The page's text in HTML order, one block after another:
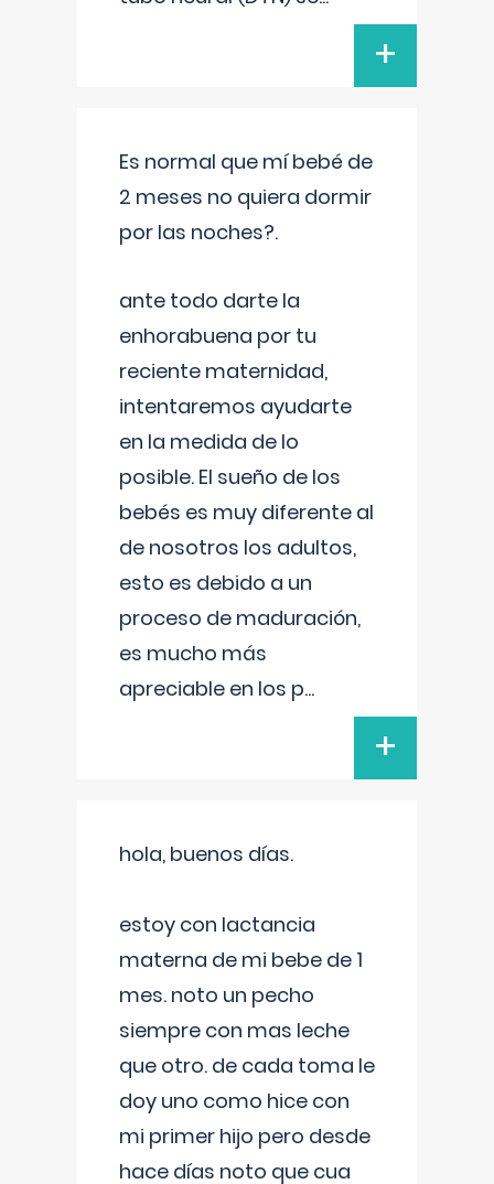
+
Es normal que mí bebé de
2 meses no quiera dormir
por las noches?.
ante todo darte la
enhorabuena por tu
reciente maternidad,
intentaremos ayudarte
en la medida de lo
posible. El sueño de los
bebés es muy diferente al
de nosotros los adultos,
esto es debido a un
proceso de maduración,
es mucho más
apreciable en los p...
+
hola, buenos días.
estoy con lactancia
materna de mi bebe de 1
mes. noto un pecho
siempre con mas leche
que otro. de cada toma le
doy uno como hice con
mi primer hijo pero desde
hace días noto que cua